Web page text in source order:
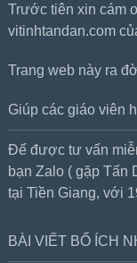
Trước tiên xin cám
vitinhtandan.com
Trang web này ra
Giúp các giáo viên
Để được tư vấn
bạn Zalo ( gặp Tấn
tại Tiền Giang, với
BÀI VIẾT BỔ ÍCH